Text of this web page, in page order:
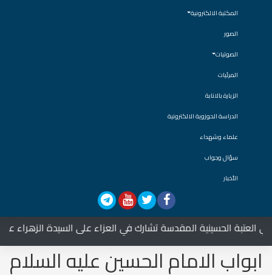
المكتبة الالكترونية
الصور
الصوتيات
المرئيات
الزيارة بالانابة
الدراسة الحوزوية الالكترونية
علماء وشهداء
سؤال وجواب
الأخبار
الحسينية المقدسة تشارك في العزاء على السيدة الزهراء عليها
ابواب الامام الحسين عليه السلام